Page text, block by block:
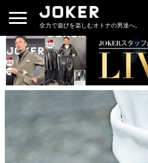
全力で遊びを楽しむオトナの男達へ。